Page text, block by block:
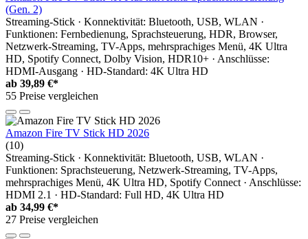
(Gen. 2)
Streaming-Stick · Konnektivität: Bluetooth, USB, WLAN ·
Funktionen: Fernbedienung, Sprachsteuerung, HDR, Browser,
Netzwerk-Streaming, TV-Apps, mehrsprachiges Menü, 4K Ultra
HD, Spotify Connect, Dolby Vision, HDR10+ · Anschlüsse:
HDMI-Ausgang · HD-Standard: 4K Ultra HD
ab 39,89 €*
55 Preise vergleichen
Amazon Fire TV Stick HD 2026
(10)
Streaming-Stick · Konnektivität: Bluetooth, USB, WLAN ·
Funktionen: Sprachsteuerung, Netzwerk-Streaming, TV-Apps,
mehrsprachiges Menü, 4K Ultra HD, Spotify Connect · Anschlüsse:
HDMI 2.1 · HD-Standard: Full HD, 4K Ultra HD
ab 34,99 €*
27 Preise vergleichen